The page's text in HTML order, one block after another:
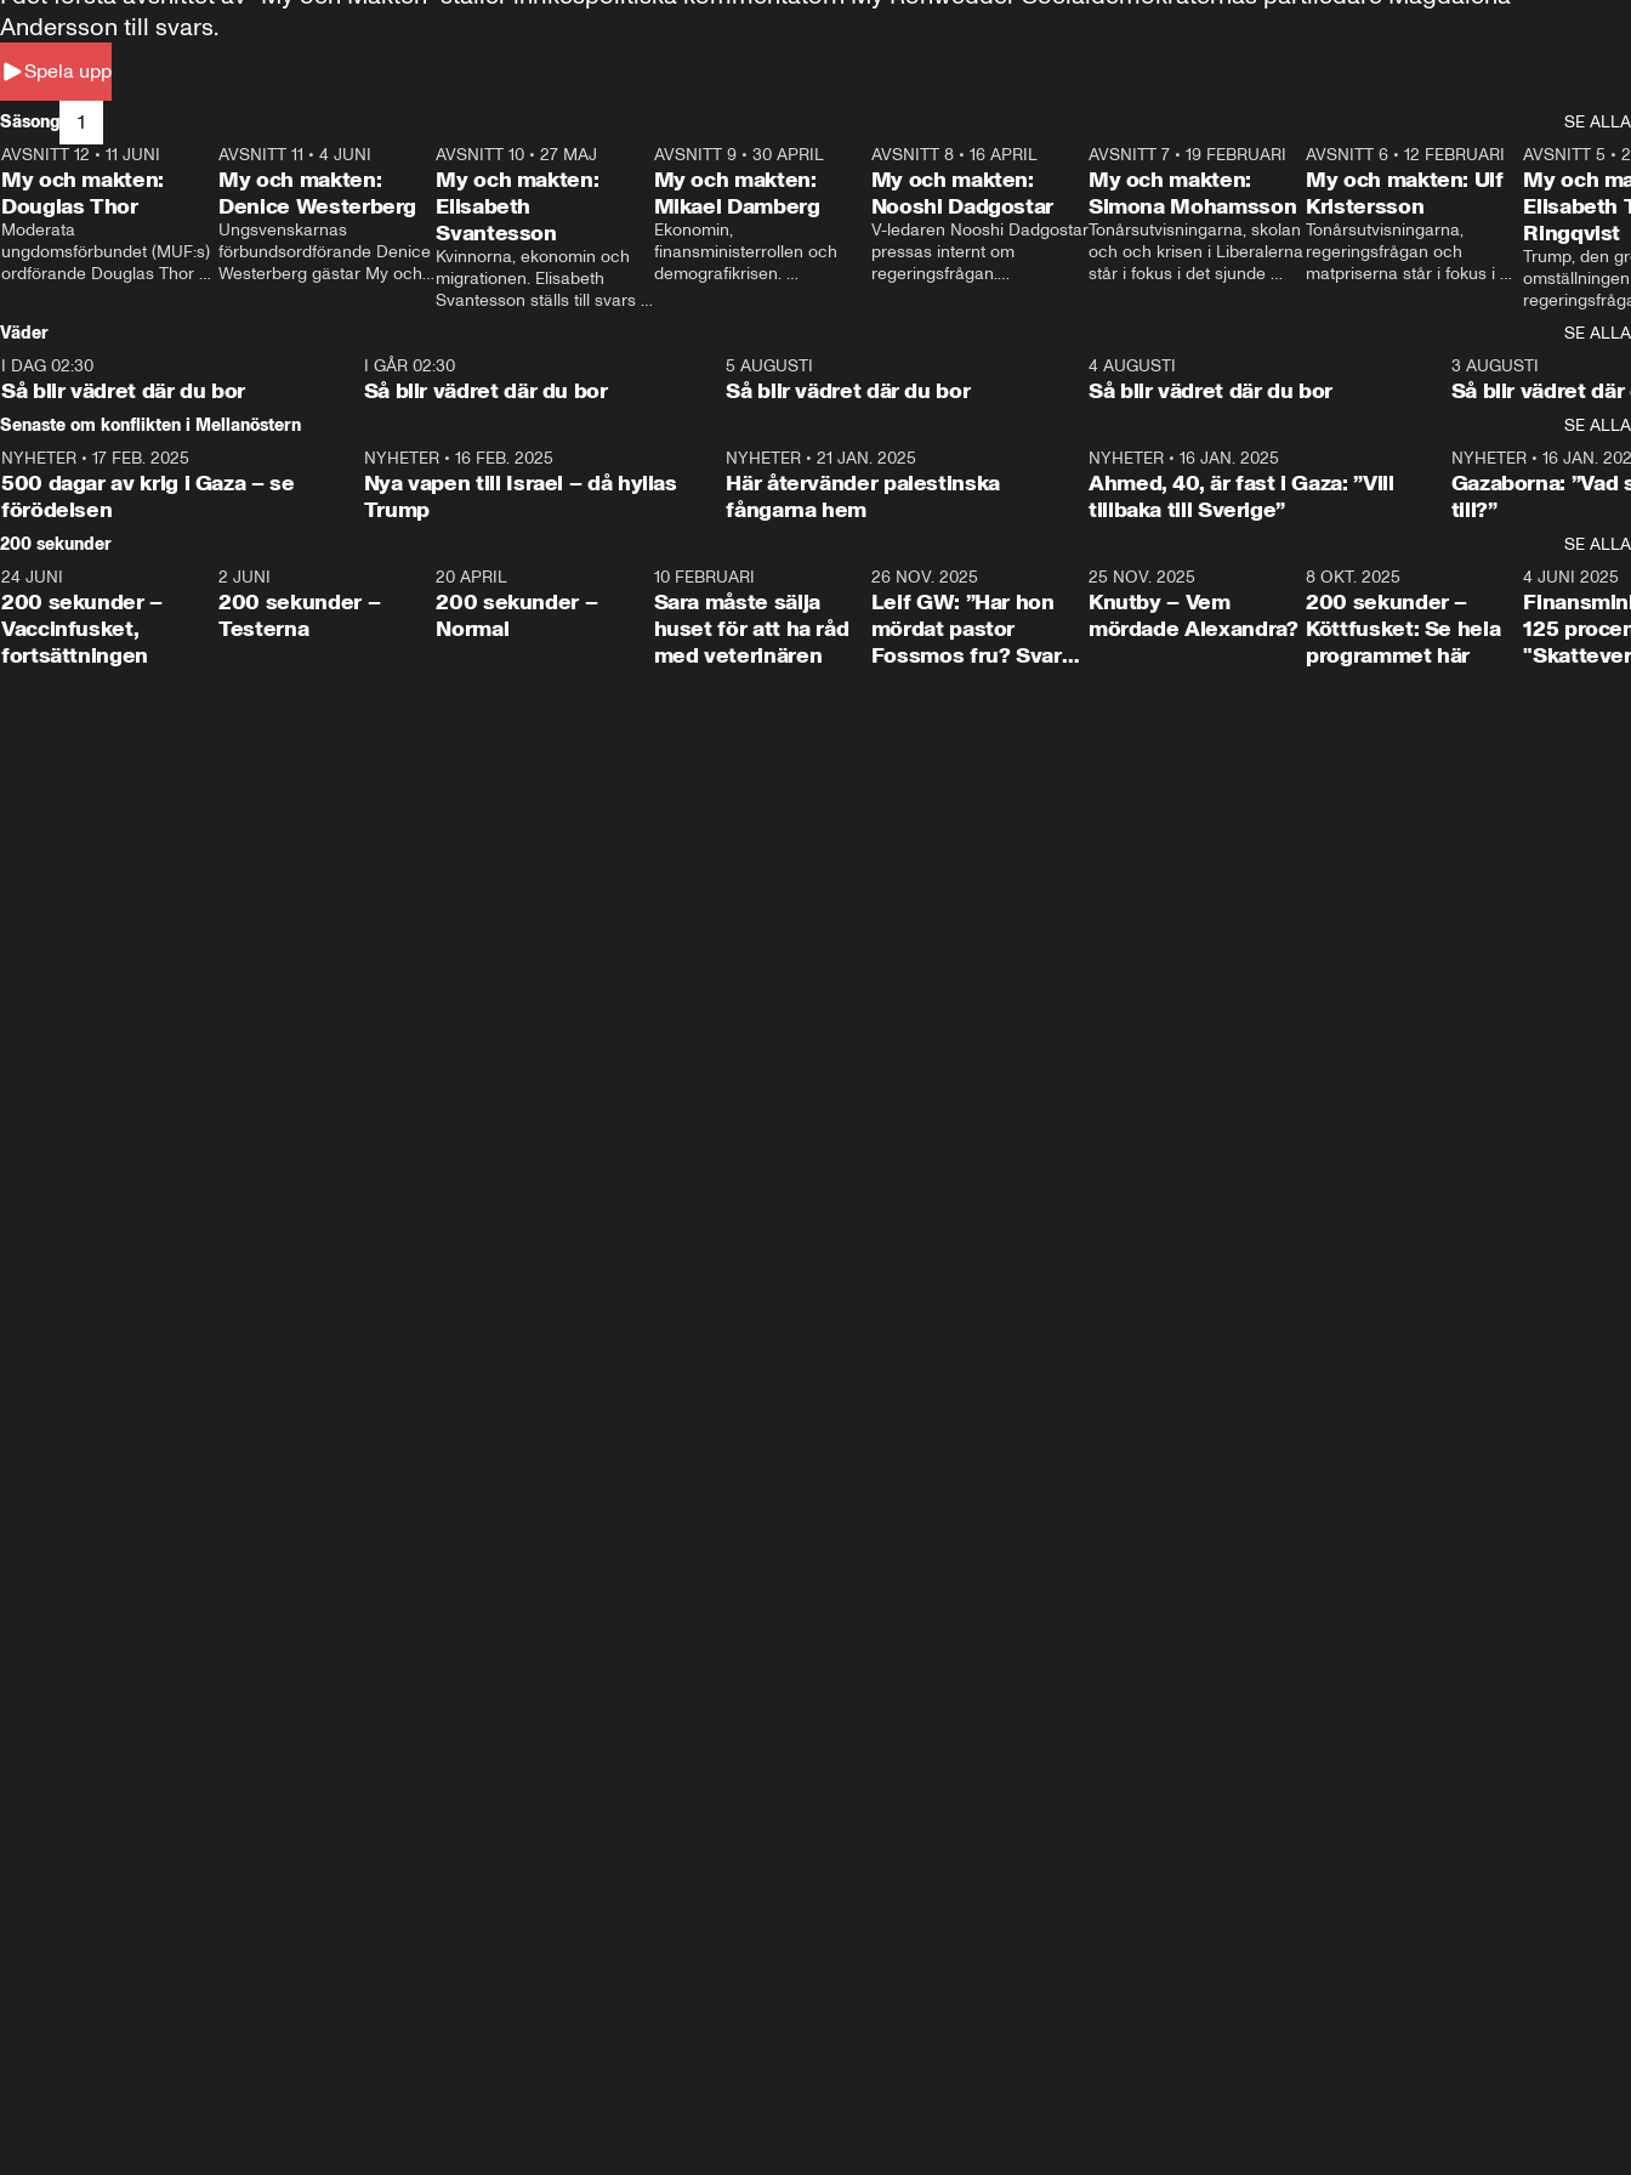
Spela upp
Andersson till svars.
Säsong 1
SE ALLA
26:27
AVSNITT 12 • 11 JUNI
My och makten:
Douglas Thor
Moderata
ungdomsförbundet (MUF:s)
ordförande Douglas Thor
tonårsutvisningarna och hur
Moderaterna ska locka
väljare till valet i höst.
23:40
AVSNITT 11 •4 JUNI
My och makten:
Denice Westerberg
Ungsvenskarnas
förbundsordförande Denice
Westerberg gästar My och
AVSNITT 10 •27 MAJ
My och makten:
Elisabeth
Svantesson
Kvinnorna, ekonomin och
migrationen. Elisabeth
Svantesson ställs till svars
AVSNITT 9• 30 APRIL
My och makten:
Mikael Damberg
Ekonomin,
finansministerrollen och
demografikrisen.
och Makten.
AVSNITT 8• 16 APRIL
My och makten:
Nooshi Dadgostar
V-ledaren Nooshi Dadgostar
pressas internt om
regeringsfrågan.
– Vi ställer upp i val. Ska vi
vara med så sitter vi förstås
24:30
AVSNITT 7• 19 FEBRUARI
My och makten:
Simona Mohamsson
Tonårsutvisningarna, skolan
och och krisen i Liberalerna
står i fokus i det sjunde
kommentator My
Rohwedder ställer
utbildnings- och
Mohamsson till svars.
27:30
AVSNITT 6 •12 FEBRUARI
My och makten: Ulf
Kristersson
Tonårsutvisningarna,
regeringsfrågan och
matpriserna står i fokus i
Rohwedder ställer
statsminister Ulf Kristersson
AVSNITT 5 •
My och
Elisabeth
Ringqvist
Trump, den
centrum i
avsnittet av
Makten”. Se
Aftonbladets
Rohwedder
Thand Ring
Väder
SE ALLA
I DAG 02:30
Så blir vädret där du bor
1:06
I GÅR 02:30
Så blir vädret där du bor
5 AUGUSTI
Så blir vädret där du bor
4 AUGUSTI
Så blir vädret där du bor
3 AUGUSTI
Så blir vädret där
Senaste om konflikten i Mellanöstern
SE ALLA
NYHETER • 17 FEB. 2025
500 dagar av krig i Gaza – se
förödelsen
NYHETER• 16 FEB. 2025
Nya vapen till Israel – då hyllas
Trump
NYHETER •21 JAN. 2025
Här återvänder palestinska
fångarna hem
NYHETER• 16 JAN. 2025
Ahmed, 40, är fast i Gaza: ”Vill
tillbaka till Sverige”
NYHETER• 16 JAN.
Gazaborna:
till?”
200 sekunder
SE ALLA
5:00
24 JUNI
200 sekunder –
Vaccinfusket,
fortsättningen
4:23
2 JUNI
200 sekunder –
Testerna
20 APRIL
200 sekunder –
Normal
10 FEBRUARI
Sara måste sälja
huset för att ha råd
med veterinären
26 NOV. 2025
Leif GW: ”Har hon
mördat pastor
Fossmos fru? Svar
31:05
25 NOV. 2025
Knutby – Vem
mördade Alexandra?
4:29
8 OKT. 2025
200 sekunder –
Köttfusket: Se hela
programmet här
4 JUNI 2025
125